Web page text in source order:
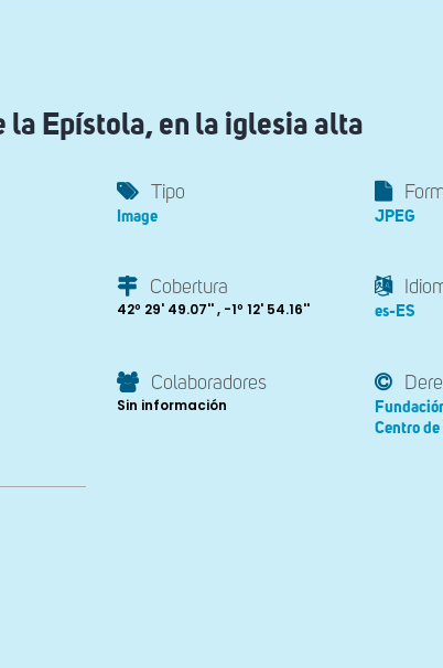
la Epístola, en la iglesia alta
Tipo
Image JPEG
Cobertura
42º 29' 49.07'' , -1º 12' 54.16'' es-ES
Colaboradores
Sin información
Centro